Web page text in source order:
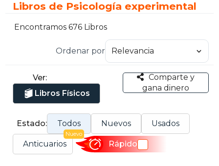
Libros de Psicología experimental
Encontramos 676 Libros
Ordenar por
Ver:
Libros Físicos
Comparte y
gana dinero
Estado: Todos Nuevos Usados
Anticuarios
Nuevo
Rápido